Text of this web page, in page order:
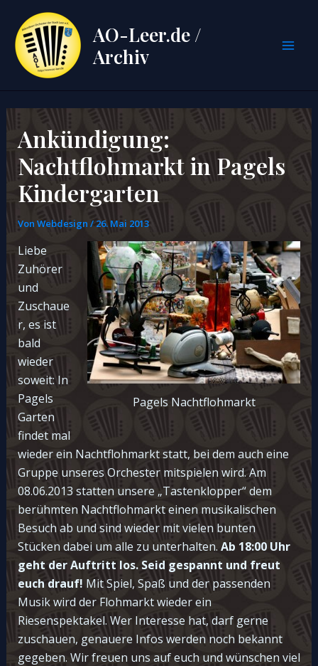
Inhalt
springen
AO-Leer.de /
Archiv
Ankündigung:
Nachtflohmarkt in Pagels
Kindergarten
Von Webdesign / 26. Mai 2013
Pagels Nachtflohmarkt
Liebe
Zuhörer
und
Zuschaue
r, es ist
bald
wieder
soweit: In
Pagels
Garten
findet mal
wieder ein Nachtflohmarkt statt, bei dem auch eine
Gruppe unseres Orchester mitspielen wird. Am
08.06.2013 statten unsere „Tastenklopper“ dem
berühmten Nachtflohmarkt einen musikalischen
Besuch ab und sind wieder mit vielen bunten
Stücken dabei um alle zu unterhalten. Ab 18:00 Uhr
geht der Auftritt los. Seid gespannt und freut
euch drauf! Mit Spiel, Spaß und der passenden
Musik wird der Flohmarkt wieder ein
Riesenspektakel. Wer Interesse hat, darf gerne
zuschauen, genauere Infos werden noch bekannt
gegeben. Wir freuen uns auf euch und wünschen viel